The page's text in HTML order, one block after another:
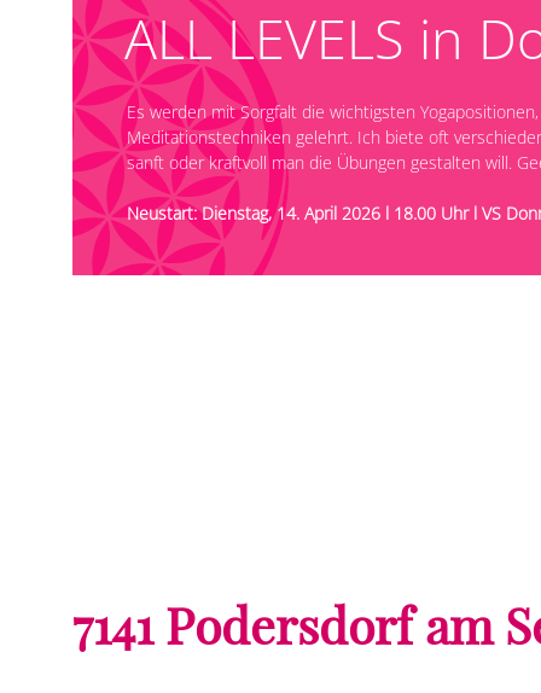
ALL LEVELS in
Es werden mit Sorgfalt die wichtigsten
Meditationstechniken gelehrt. Ich biete oft
sanft oder kraftvoll man die Übungen gestalten will.
Neustart:Dienstag, 14. April 2026 l 18.00 Uhr l VS
7141 Podersdorf am